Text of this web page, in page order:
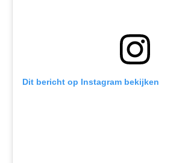
Dit bericht op Instagram bekijken